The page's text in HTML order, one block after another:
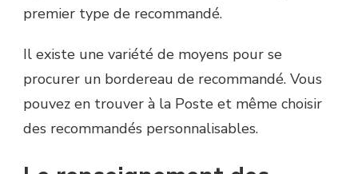
premier type de recommandé.
Il existe une variété de moyens pour se
procurer un bordereau de recommandé. Vous
pouvez en trouver à la Poste et même choisir
des recommandés personnalisables.